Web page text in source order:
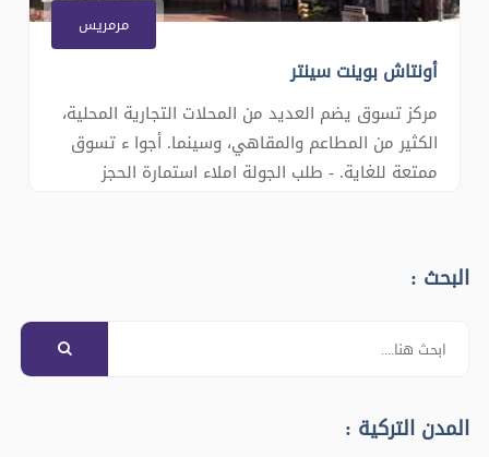
مرمريس
أونتاش بوينت سينتر
مركز تسوق يضم العديد من المحلات التجارية المحلية،
الكثير من المطاعم والمقاهي، وسينما. أجوا ء تسوق
ممتعة للغاية. - طلب الجولة املاء استمارة الحجز
البحث :
المدن التركية :